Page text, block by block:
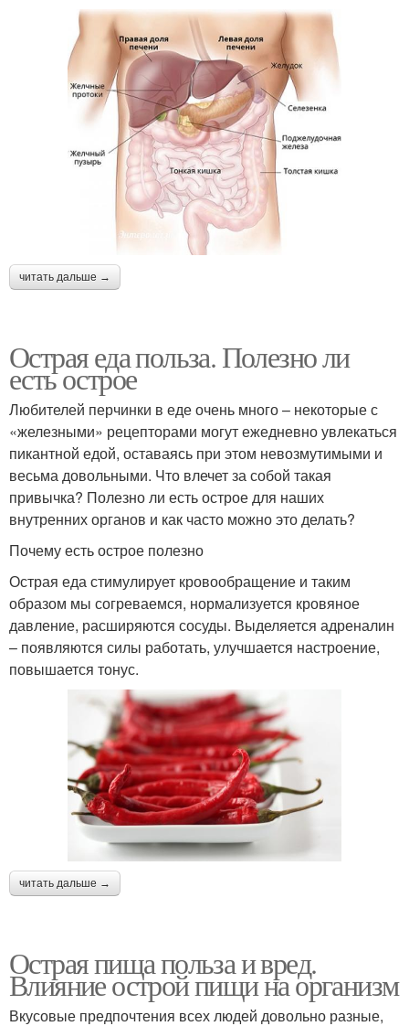
читать дальше →
Острая еда польза. Полезно ли
есть острое
Любителей перчинки в еде очень много – некоторые с
«железными» рецепторами могут ежедневно увлекаться
пикантной едой, оставаясь при этом невозмутимыми и
весьма довольными. Что влечет за собой такая
привычка? Полезно ли есть острое для наших
внутренних органов и как часто можно это делать?
Почему есть острое полезно
Острая еда стимулирует кровообращение и таким
образом мы согреваемся, нормализуется кровяное
давление, расширяются сосуды. Выделяется адреналин
– появляются силы работать, улучшается настроение,
повышается тонус.
читать дальше →
Острая пища польза и вред.
Влияние острой пищи на организм
Вкусовые предпочтения всех людей довольно разные,